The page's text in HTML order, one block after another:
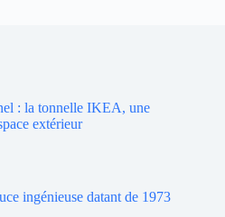
: la tonnelle IKEA, une
extérieur
ingénieuse datant de 1973